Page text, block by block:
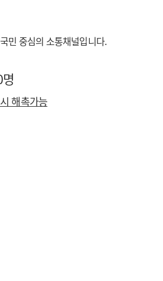
민 중심의 소통채널입니다.
해촉가능